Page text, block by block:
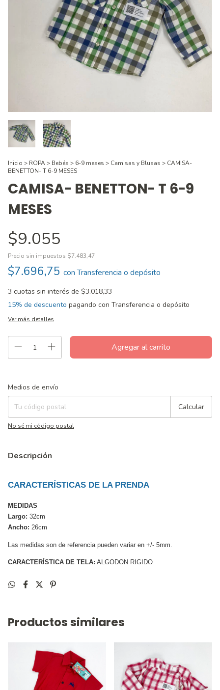
Inicio > ROPA> Bebés > 6-9 meses > Camisas y Blusas > CAMISA-
BENETTON- T 6-9 MESES
CAMISA- BENETTON- T 6-9
MESES
$9.055
Precio sin impuestos $7.483,47
$7.696,75 con Transferencia o depósito
3 cuotas sin interés de $3.018,33
15% de descuento pagando con Transferencia o depósito
Ver más detalles
Entregas para el CP:
Medios de envío
Calcular
No sé mi código postal
Descripción
CARACTERÍSTICAS DE LA PRENDA
MEDIDAS
Largo: 32cm
Ancho: 26cm
Las medidas son de referencia pueden variar en +/- 5mm.
CARACTERÍSTICA DE TELA: ALGODON RIGIDO
Productos similares